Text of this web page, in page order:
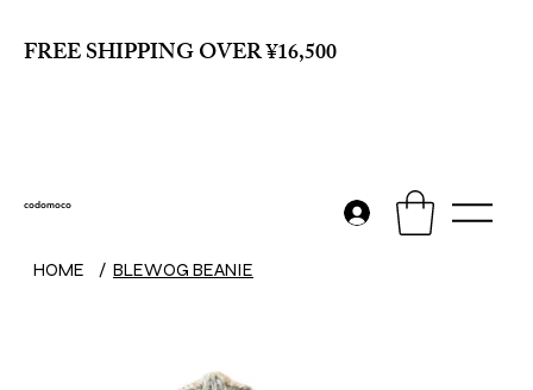
FREE SHIPPING OVER ¥16,500
codomoco
HOME / BLEWOG BEANIE